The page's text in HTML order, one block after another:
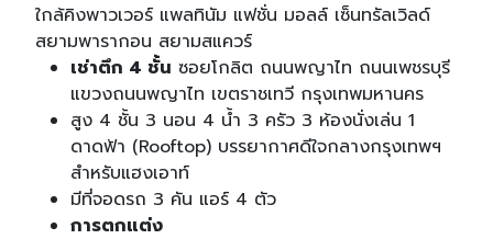
ใกล้คิงพาวเวอร์ แพลทินัม แฟชั่น มอลล์ เซ็นทรัลเวิลด์
สยามพารากอน สยามสแควร์
เช่าตึก 4 ชั้น ซอยโกลิต ถนนพญาไท ถนนเพชรบุรี
แขวงถนนพญาไท เขตราชเทวี กรุงเทพมหานคร
สูง 4 ชั้น 3 นอน 4 น้ำ 3 ครัว 3 ห้องนั่งเล่น 1
ดาดฟ้า (Rooftop) บรรยากาศดีใจกลางกรุงเทพฯ
สำหรับแฮงเอาท์
มีที่จอดรถ 3 คัน แอร์ 4 ตัว
การตกแต่ง